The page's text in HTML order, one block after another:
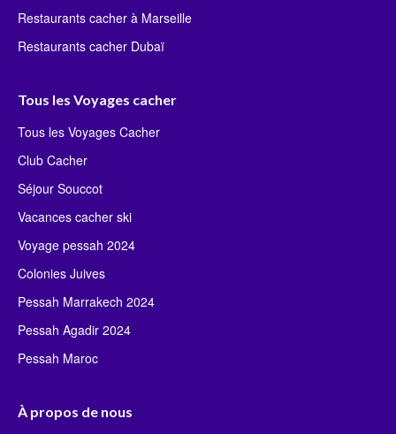
Restaurants cacher à Marseille
Restaurants cacher Dubaï
Tous les Voyages cacher
Tous les Voyages Cacher
Club Cacher
Séjour Souccot
Vacances cacher ski
Voyage pessah 2024
Colonies Juives
Pessah Marrakech 2024
Pessah Agadir 2024
Pessah Maroc
À propos de nous